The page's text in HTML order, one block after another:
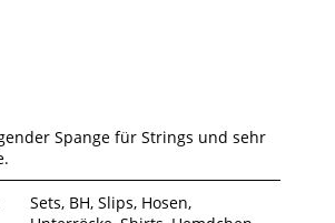
Spange für Strings und sehr
Sets, BH, Slips, Hosen,